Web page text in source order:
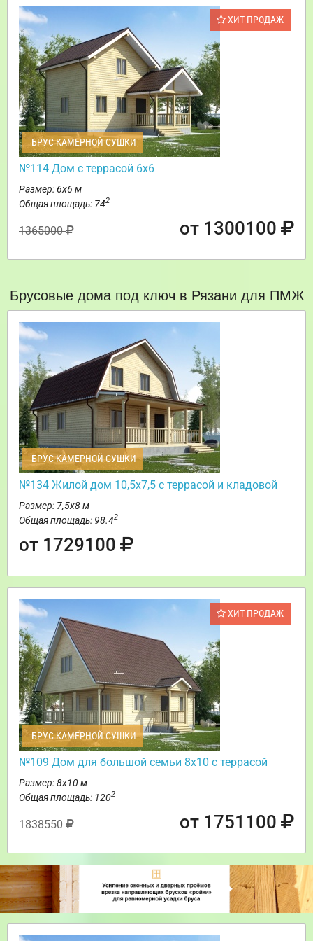
ХИТ ПРОДАЖ
БРУС КАМЕРНОЙ СУШКИ
№114 Дом с террасой 6х6
Размер: 6х6 м
Общая площадь: 742
1365000 от 1300100
Брусовые дома под ключ в Рязани для ПМЖ
БРУС КАМЕРНОЙ СУШКИ
№134 Жилой дом 10,5х7,5 с террасой и кладовой
Размер: 7,5х8 м
Общая площадь: 98.42
от 1729100
ХИТ ПРОДАЖ
БРУС КАМЕРНОЙ СУШКИ
№109 Дом для большой семьи 8х10 с террасой
Размер: 8х10 м
Общая площадь: 1202
1838550 от 1751100